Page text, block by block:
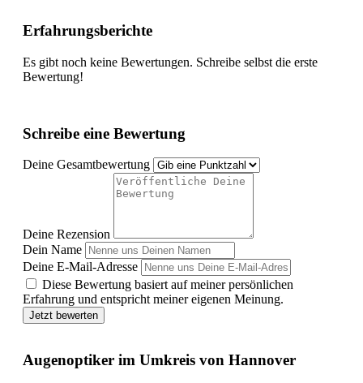
Erfahrungsberichte
Es gibt noch keine Bewertungen. Schreibe selbst die erste
Bewertung!
Schreibe eine Bewertung
Deine Gesamtbewertung
Deine Rezension
Dein Name
Deine E-Mail-Adresse
Diese Bewertung basiert auf meiner persönlichen
Erfahrung und entspricht meiner eigenen Meinung.
Jetzt bewerten
Augenoptiker im Umkreis von Hannover